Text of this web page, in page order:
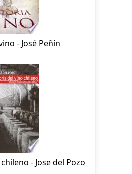
- José Peñín
- Jose del Pozo